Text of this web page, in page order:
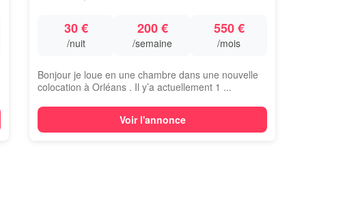
30 €
/nuit
200 €
/semaine
550 €
/mois
Bonjour je loue en une chambre dans une nouvelle
colocation à Orléans . Il y’a actuellement 1 ...
Voir l'annonce